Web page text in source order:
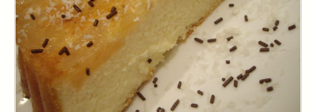
Вкусные враги фигуры…(44)
десерты (2)
Масленица(17)
пироги
(8)
рецепты теста
торты
(12)